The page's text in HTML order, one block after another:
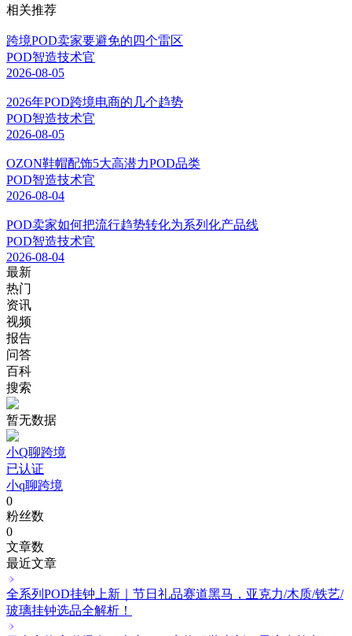
相关推荐
跨境POD卖家要避免的四个雷区
POD智造技术官
2026-08-05
2026年POD跨境电商的几个趋势
POD智造技术官
2026-08-05
OZON鞋帽配饰5大高潜力POD品类
POD智造技术官
2026-08-04
POD卖家如何把流行趋势转化为系列化产品线
POD智造技术官
2026-08-04
最新
热门
资讯
视频
报告
问答
百科
搜索
暂无数据
小Q聊跨境
已认证
小q聊跨境
0
粉丝数
0
文章数
最近文章
全系列POD挂钟上新｜节日礼品赛道黑马，亚克力/木质/铁艺/
玻璃挂钟选品全解析！